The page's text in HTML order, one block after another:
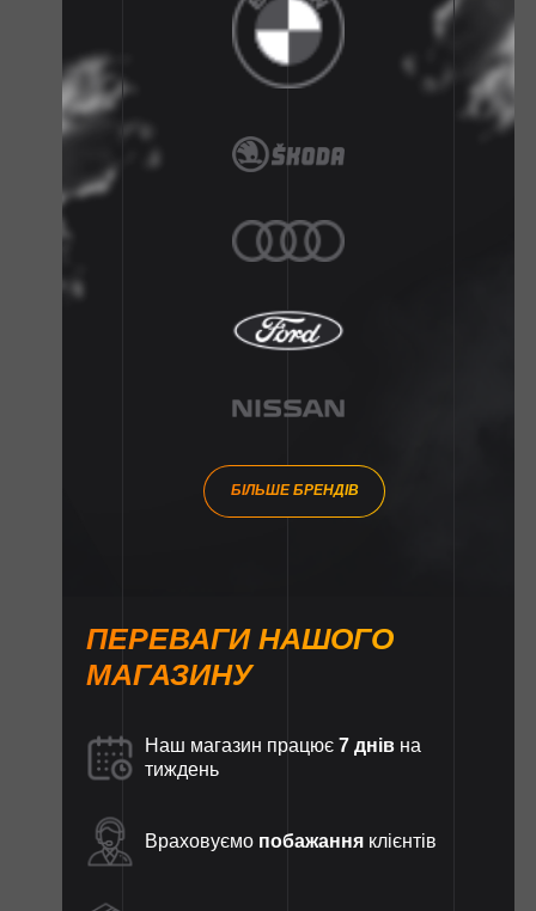
БІЛЬШЕ БРЕНДІВ
ПЕРЕВАГИ НАШОГО
МАГАЗИНУ
Наш магазин працює 7 днів на
тиждень
Враховуємо побажання клієнтів